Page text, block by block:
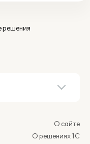
решения
О сайте
О решениях 1С